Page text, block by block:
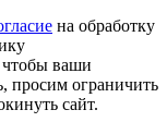
на обработку
чтобы ваши
просим ограничить
сайт.